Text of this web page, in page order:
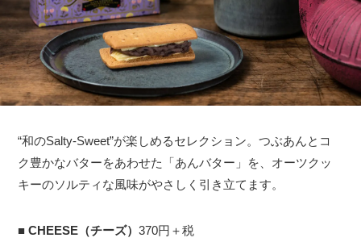
“和のSalty-Sweet”が楽しめるセレクション。つぶあんとコ
ク豊かなバターをあわせた「あんバター」を、オーツクッ
キーのソルティな風味がやさしく引き立てます。
■CHEESE（チーズ）370円＋税